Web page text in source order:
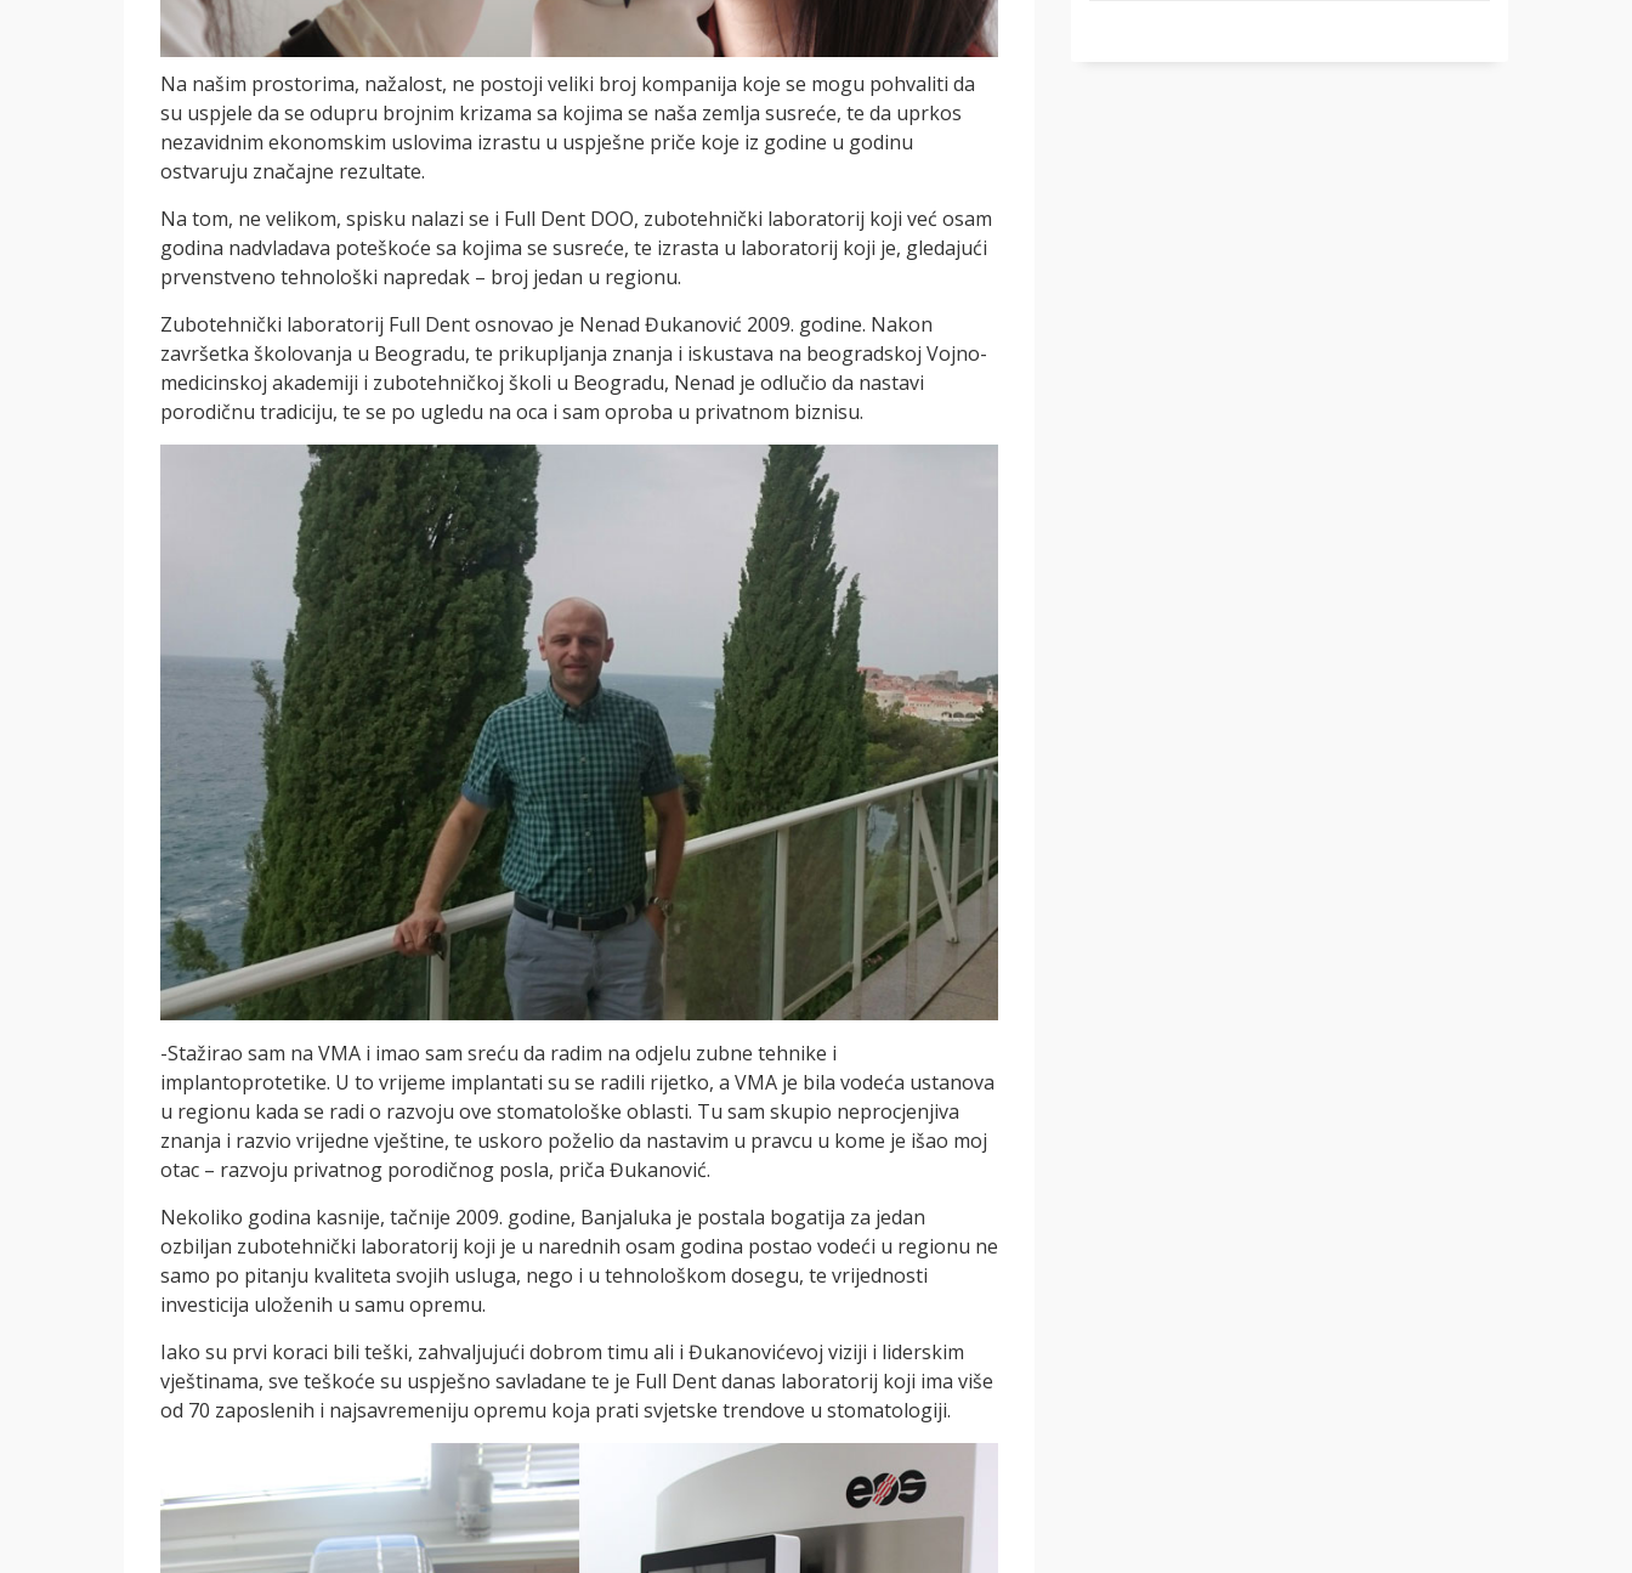
Na našim prostorima, nažalost, ne postoji veliki broj kompanija koje se mogu pohvaliti da
su uspjele da se odupru brojnim krizama sa kojima se naša zemlja susreće, te da uprkos
nezavidnim ekonomskim uslovima izrastu u uspješne priče koje iz godine u godinu
ostvaruju značajne rezultate.
Na tom, ne velikom, spisku nalazi se i Full Dent DOO, zubotehnički laboratorij koji već osam
godina nadvladava poteškoće sa kojima se susreće, te izrasta u laboratorij koji je, gledajući
prvenstveno tehnološki napredak – broj jedan u regionu.
Zubotehnički laboratorij Full Dent osnovao je Nenad Đukanović 2009. godine. Nakon
završetka školovanja u Beogradu, te prikupljanja znanja i iskustava na beogradskoj Vojno-
medicinskoj akademiji i zubotehničkoj školi u Beogradu, Nenad je odlučio da nastavi
porodičnu tradiciju, te se po ugledu na oca i sam oproba u privatnom biznisu.
-Stažirao sam na VMA i imao sam sreću da radim na odjelu zubne tehnike i
implantoprotetike. U to vrijeme implantati su se radili rijetko, a VMA je bila vodeća ustanova
u regionu kada se radi o razvoju ove stomatološke oblasti. Tu sam skupio neprocjenjiva
znanja i razvio vrijedne vještine, te uskoro poželio da nastavim u pravcu u kome je išao moj
otac – razvoju privatnog porodičnog posla, priča Đukanović.
Nekoliko godina kasnije, tačnije 2009. godine, Banjaluka je postala bogatija za jedan
ozbiljan zubotehnički laboratorij koji je u narednih osam godina postao vodeći u regionu ne
samo po pitanju kvaliteta svojih usluga, nego i u tehnološkom dosegu, te vrijednosti
investicija uloženih u samu opremu.
Iako su prvi koraci bili teški, zahvaljujući dobrom timu ali i Đukanovićevoj viziji i liderskim
vještinama, sve teškoće su uspješno savladane te je Full Dent danas laboratorij koji ima više
od 70 zaposlenih i najsavremeniju opremu koja prati svjetske trendove u stomatologiji.